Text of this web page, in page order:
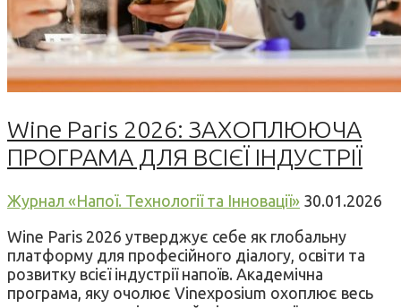
Wine Paris 2026: ЗАХОПЛЮЮЧА
ПРОГРАМА ДЛЯ ВСІЄЇ ІНДУСТРІЇ
Журнал «Напої. Технології та Інновації» 30.01.2026
Wine Paris 2026 утверджує себе як глобальну
платформу для професійного діалогу, освіти та
розвитку всієї індустрії напоїв. Академічна
програма, яку очолює Vinexposium охоплює весь